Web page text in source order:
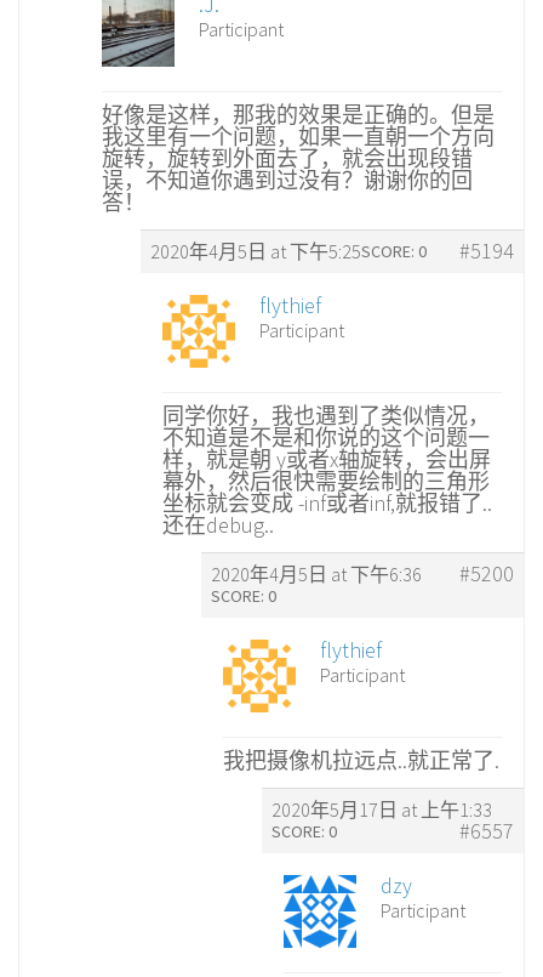
Participant
好像是这样，那我的效果是正确的。但是
我这里有一个问题，如果一直朝一个方向
旋转，旋转到外面去了，就会出现段错
误，不知道你遇到过没有？谢谢你的回
答！
2020年4月5日 at 下午5:25 #5194
SCORE: 0
flythief
Participant
同学你好，我也遇到了类似情况，
不知道是不是和你说的这个问题一
样，就是朝 y或者x轴旋转，会出屏
幕外，然后很快需要绘制的三角形
坐标就会变成 -inf或者inf,就报错了..
还在debug..
2020年4月5日 at 下午6:36 #5200
SCORE: 0
flythief
Participant
我把摄像机拉远点..就正常了.
2020年5月17日 at 上午1:33
#6557
SCORE: 0
dzy
Participant